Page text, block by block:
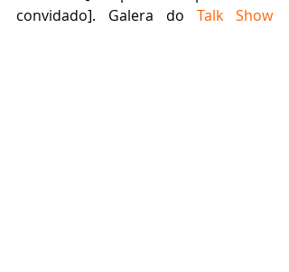
convidado]. Galera do Talk Show